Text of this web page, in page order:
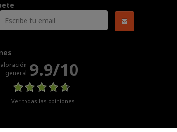
general 9.9/10
Ver todas las opiniones